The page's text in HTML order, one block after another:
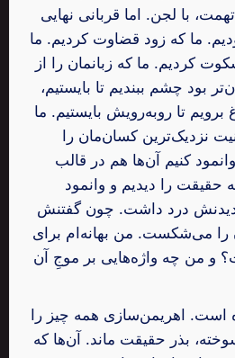
با لجن. اما قربانی نهایی
ما که زود قضاوت کردیم. ما
کردیم. ما که زبانمان را از
بود چشم ببندیم تا بایستیم،
برویم تا روبه‌رویش بایستیم. ما
نزدیک‌ترین کسان‌مان را
کنیم آن‌ها هم در قالب
حقیقت را دیدیم و وانمود
دیدنش درد داشت. چون گفتنش
را می‌شکست. من بهانه‌ام برای
و من چه واژه‌هایی بر موجِ آن
است. اهریمن‌سازی همه چیز را
بذر حقیقت ماند. آن‌ها که